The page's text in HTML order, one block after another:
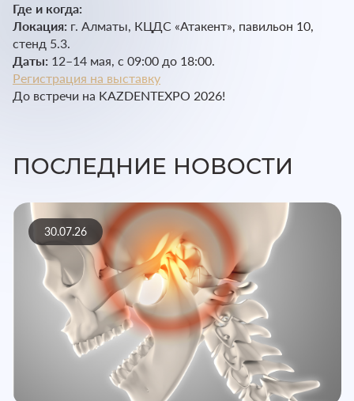
Где и когда:
Локация: г. Алматы, КЦДС «Атакент», павильон 10,
стенд 5.3.
Даты: 12–14 мая, с 09:00 до 18:00.
Регистрация на выставку
До встречи на KAZDENTEXPO 2026!
ПОСЛЕДНИЕ НОВОСТИ
30.07.26